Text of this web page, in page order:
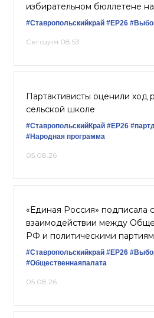
избирательном бюллетене
#Ставропольскийкрай #ЕР26
Сегодня 08:53
Партактивисты оценили ход
сельской школе
#СтавропольскийКрай #ЕР26
#Народная программа
05.08.26
«Единая Россия» подписала
взаимодействии между
РФ и политическими
#Ставропольскийкрай #ЕР26
#Общественнаяпалата
05.08.26